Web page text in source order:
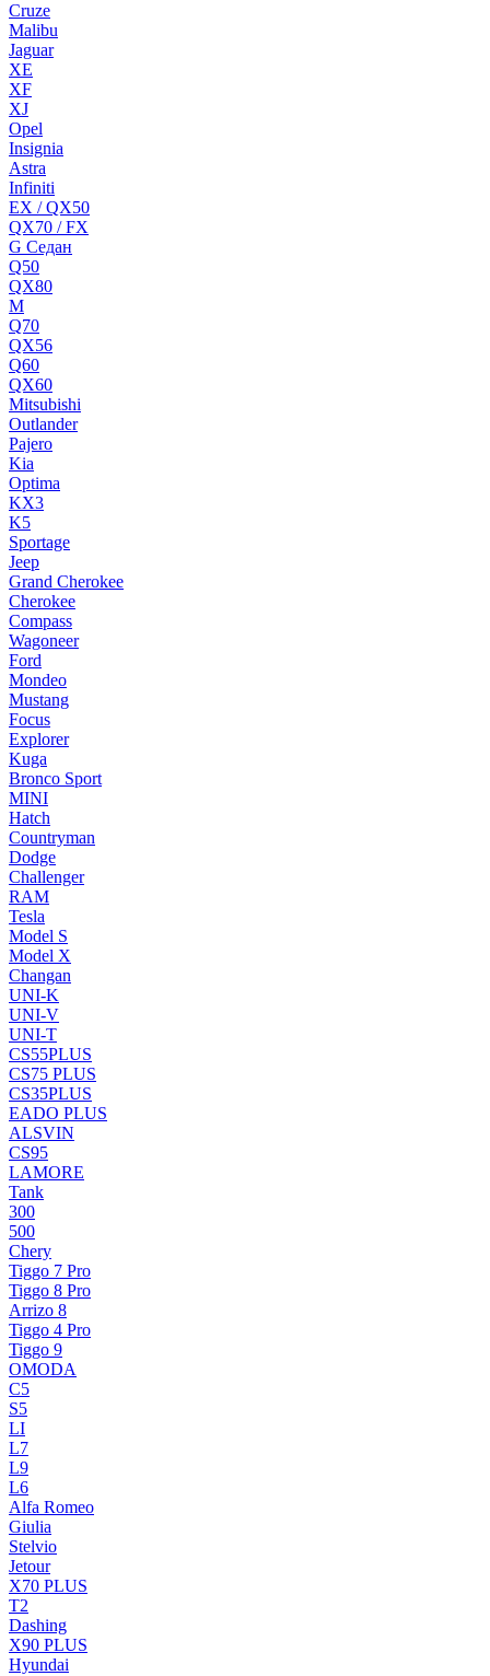
Cruze
Malibu
Jaguar
XE
XF
XJ
Opel
Insignia
Astra
Infiniti
EX / QX50
QX70 / FX
G Cедан
Q50
QX80
M
Q70
QX56
Q60
QX60
Mitsubishi
Outlander
Pajero
Kia
Optima
KX3
K5
Sportage
Jeep
Grand Cherokee
Cherokee
Compass
Wagoneer
Ford
Mondeo
Mustang
Focus
Explorer
Kuga
Bronco Sport
MINI
Hatch
Countryman
Dodge
Challenger
RAM
Tesla
Model S
Model X
Changan
UNI-K
UNI-V
UNI-T
CS55PLUS
CS75 PLUS
CS35PLUS
EADO PLUS
ALSVIN
CS95
LAMORE
Tank
300
500
Chery
Tiggo 7 Pro
Tiggo 8 Pro
Arrizo 8
Tiggo 4 Pro
Tiggo 9
OMODA
C5
S5
LI
L7
L9
L6
Alfa Romeo
Giulia
Stelvio
Jetour
X70 PLUS
T2
Dashing
X90 PLUS
Hyundai